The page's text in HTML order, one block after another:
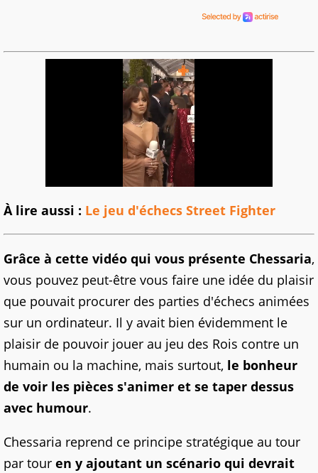
À lire aussi : Le jeu d'échecs Street Fighter
Grâce à cette vidéo qui vous présente Chessaria,
vous pouvez peut-être vous faire une idée du plaisir
que pouvait procurer des parties d'échecs animées
sur un ordinateur. Il y avait bien évidemment le
plaisir de pouvoir jouer au jeu des Rois contre un
humain ou la machine, mais surtout, le bonheur
de voir les pièces s'animer et se taper dessus
avec humour.
Chessaria reprend ce principe stratégique au tour
par tour en y ajoutant un scénario qui devrait